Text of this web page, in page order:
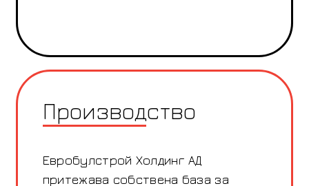
Производство
Евробулстрой Холдинг АД
притежава собствена база за